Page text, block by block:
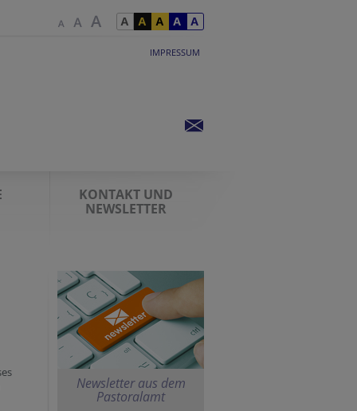
IMPRESSUM
KONTAKT UND
NEWSLETTER
Newsletter aus dem
Pastoralamt